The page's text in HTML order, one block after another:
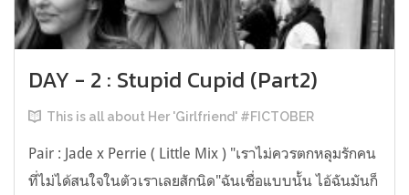
DAY - 2 : Stupid Cupid (Part2)
This is all about Her 'Girlfriend' #FICTOBER
Pair : Jade x Perrie ( Little Mix ) "เราไม่ควรตกหลุมรักคน
ที่ไม่ได้สนใจในตัวเราเลยสักนิด"ฉันเชื่อแบบนั้น ไอ้ฉันมันก็